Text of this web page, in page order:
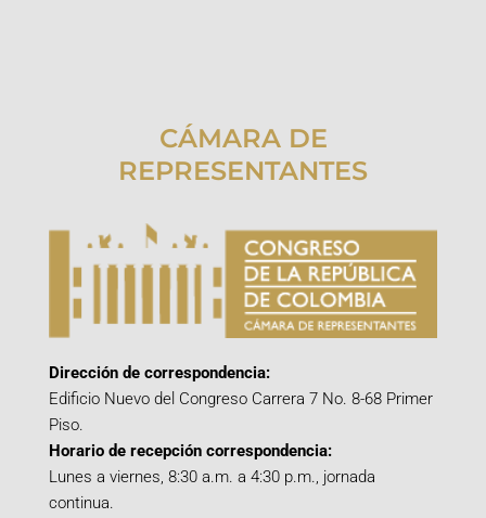
CÁMARA DE
REPRESENTANTES
Dirección de correspondencia:
Edificio Nuevo del Congreso Carrera 7 No. 8-68 Primer
Piso.
Horario de recepción correspondencia:
Lunes a viernes, 8:30 a.m. a 4:30 p.m., jornada
continua.